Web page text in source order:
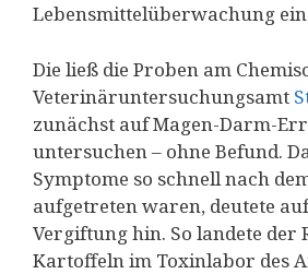
Lebensmittelüberwachung
Die ließ die Proben am
Veterinäruntersuchungsamt
zunächst auf Magen-Darm-
untersuchen – ohne Befund.
Symptome so schnell nach
aufgetreten waren, deutete
Vergiftung hin. So landete der
Kartoffeln im Toxinlabor des